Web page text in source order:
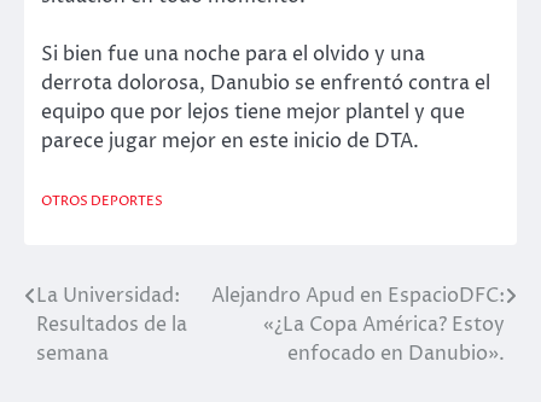
Si bien fue una noche para el olvido y una
derrota dolorosa, Danubio se enfrentó contra el
equipo que por lejos tiene mejor plantel y que
parece jugar mejor en este inicio de DTA.
OTROS DEPORTES
Navegación
de
La Universidad:
Resultados de la
semana
Alejandro Apud en EspacioDFC:
«¿La Copa América? Estoy
enfocado en Danubio».